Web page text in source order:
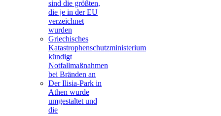
sind die größten,
die je in der EU
verzeichnet
wurden
Griechisches
Katastrophenschutzministerium
kündigt
Notfallmaßnahmen
bei Bränden an
Der Ilisia-Park in
Athen wurde
umgestaltet und
die